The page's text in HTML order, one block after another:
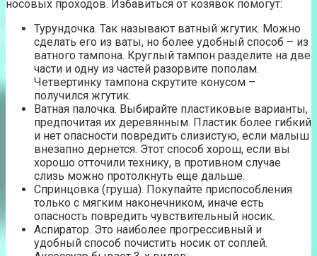
носовых проходов. Избавиться от козявок помогут:
Турундочка. Так называют ватный жгутик. Можно
сделать его из ваты, но более удобный способ – из
ватного тампона. Круглый тампон разделите на две
части и одну из частей разорвите пополам.
Четвертинку тампона скрутите конусом –
получился жгутик.
Ватная палочка. Выбирайте пластиковые варианты,
предпочитая их деревянным. Пластик более гибкий
и нет опасности повредить слизистую, если малыш
внезапно дернется. Этот способ хорош, если вы
хорошо отточили технику, в противном случае
слизь можно протолкнуть еще дальше.
Спринцовка (груша). Покупайте приспособления
только с мягким наконечником, иначе есть
опасность повредить чувствительный носик.
Аспиратор. Это наиболее прогрессивный и
удобный способ почистить носик от соплей.